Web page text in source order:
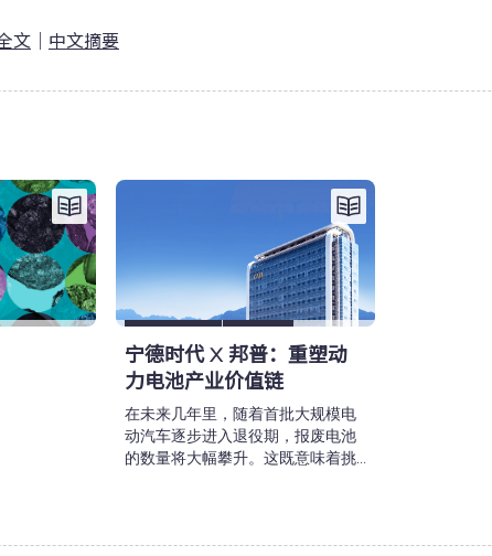
文 中文摘要
宁德时代 X 邦普：重塑动
力电池产业价值链
在未来几年里，随着首批大规模电
动汽车逐步进入退役期，报废电池
的数量将大幅攀升。这既意味着挑
效的管理，来验证循环发展路径在